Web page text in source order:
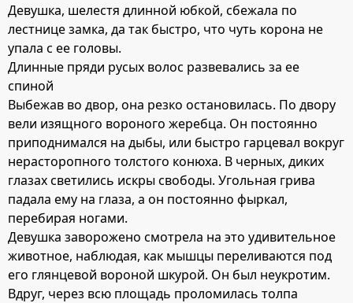
Девушка, шелестя длинной юбкой, сбежала по
лестнице замка, да так быстро, что чуть корона не
упала с ее головы.
Длинные пряди русых волос развевались за ее
спиной
Выбежав во двор, она резко остановилась. По двору
вели изящного вороного жеребца. Он постоянно
приподнимался на дыбы, или быстро гарцевал вокруг
нерасторопного толстого конюха. В черных, диких
глазах светились искры свободы. Угольная грива
падала ему на глаза, а он постоянно фыркал,
перебирая ногами.
Девушка заворожено смотрела на это удивительное
животное, наблюдая, как мышцы переливаются под
его глянцевой вороной шкурой. Он был неукротим.
Вдруг, через всю площадь проломилась толпа